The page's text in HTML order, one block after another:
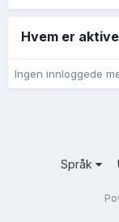
Hvem er
Ingen innloggede
Språk